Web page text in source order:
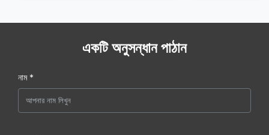
একটি অনুসন্ধান পাঠান
নাম *